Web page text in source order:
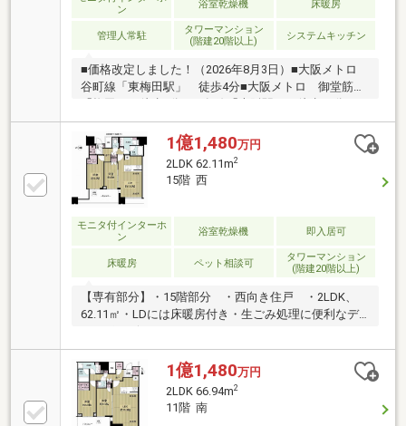
ン
浴室乾燥機 床暖房
管理人常駐
タワーマンション
(階建20階以上)
システムキッチン
■価格改定しました！（2026年8月3日）■大阪メトロ
谷町線「東梅田駅」 徒歩4分■大阪メトロ 御堂筋線
セス！☆商業施設・ホテル・住居が一体となった複合
レジデンス！資産性の高い物件です☆☆オーナーチェ
ンジ・同棟内に別販売物件あり☆
1億1,480万円
2LDK 62.11m2
15階 西
モニタ付インターホ
ン
浴室乾燥機 即入居可
床暖房 ペット相談可
タワーマンション
(階建20階以上)
【専有部分】・15階部分 ・西向き住戸 ・2LDK、
62.11㎡・LDには床暖房付き・生ごみ処理に便利なデ
1418サイズバスルーム、浴室換気乾燥機付き・ペット
飼育可（規約による）【共用施設】（一部有料）・コ
ンシェルジュサービス・フィットネスルーム・パーテ
ィールーム・テレワークラウンジ・スカイラウンジ・
各階クリーンステーションあり
1億1,480万円
2LDK 66.94m2
11階 南